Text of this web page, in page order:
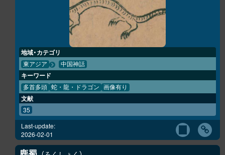
地域・カテゴリ
東アジア 中国神話
キーワード
多首多頭 蛇・龍・ドラゴン 画像有り
文献
35
Last-update:
2026-02-01